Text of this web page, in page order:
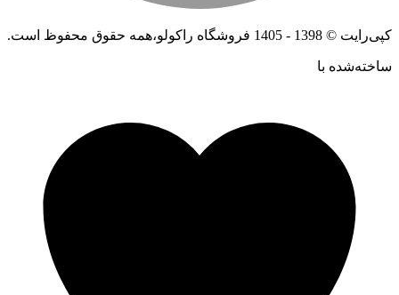
کپی‌رایت © 1398 - 1405 فروشگاه راکولو،همه حقوق محفوظ است.
ساخته‌شده ‌با